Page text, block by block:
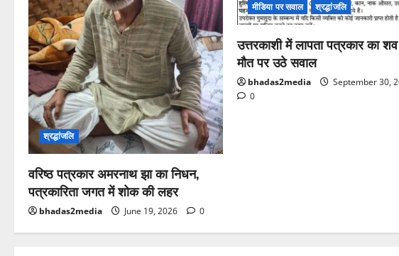
श्रद्धांजलि
वरिष्ठ पत्रकार अमरनाथ झा का निधन,
पत्रकारिता जगत में शोक की लहर
bhadas2media June 19, 2026 0
मीडिया पर सवाल श्रद्धांजलि
उत्तरकाशी में लापता पत्रकार का
मौत पर उठे सवाल
bhadas2media
September 30,
0